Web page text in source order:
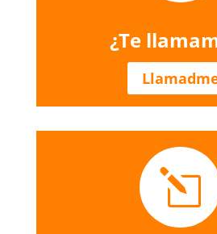
¿Te
l